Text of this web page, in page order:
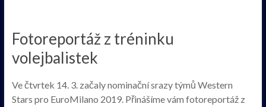
Fotoreportáž z tréninku
volejbalistek
Ve čtvrtek 14. 3. začaly nominační srazy týmů Western
Stars pro EuroMilano 2019. Přinášíme vám fotoreportáž z